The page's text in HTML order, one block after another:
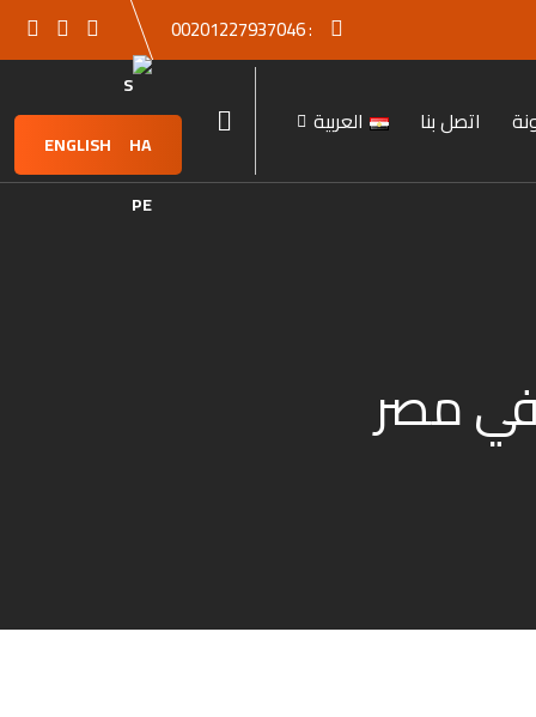
:
00201227937046
اتصل بنا العربية
ENGLISH
مصر